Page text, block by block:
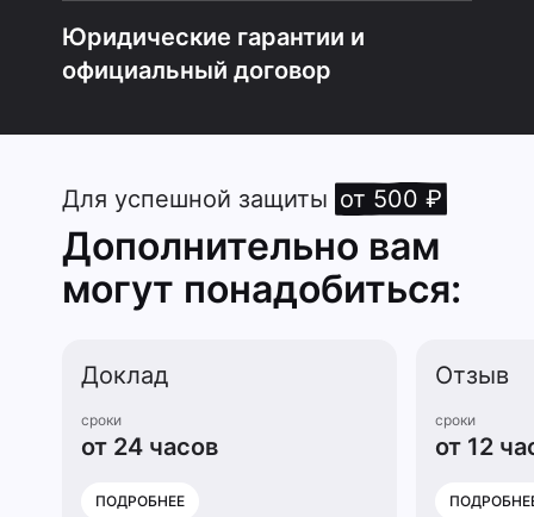
Юридические гарантии и
официальный договор
Для успешной защиты от 500 ₽
Дополнительно вам
могут понадобиться:
Доклад
сроки
от 24 часов
ПОДРОБНЕЕ
Отзыв
сроки
от 12